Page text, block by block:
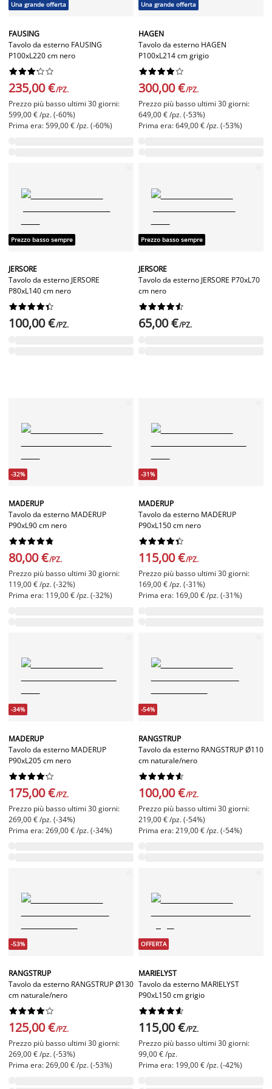
Una grande offerta
FAUSING
Tavolo da esterno FAUSING
P100xL220 cm nero






235,00 €/PZ.
Prezzo più basso ultimi 30 giorni:
599,00 € /pz. (-60%)
Prima era: 599,00 € /pz. (-60%)
Una grande offerta
HAGEN
Tavolo da esterno HAGEN
P100xL214 cm grigio






300,00 €/PZ.
Prezzo più basso ultimi 30 giorni:
649,00 € /pz. (-53%)
Prima era: 649,00 € /pz. (-53%)
Prezzo basso sempre
JERSORE
Tavolo da esterno JERSORE
P80xL140 cm nero






100,00 €/PZ.
Prezzo basso sempre
JERSORE
Tavolo da esterno JERSORE P70xL70
cm nero






65,00 €/PZ.
-32%
MADERUP
Tavolo da esterno MADERUP
P90xL90 cm nero






80,00 €/PZ.
Prezzo più basso ultimi 30 giorni:
119,00 € /pz. (-32%)
Prima era: 119,00 € /pz. (-32%)
-31%
MADERUP
Tavolo da esterno MADERUP
P90xL150 cm nero






115,00 €/PZ.
Prezzo più basso ultimi 30 giorni:
169,00 € /pz. (-31%)
Prima era: 169,00 € /pz. (-31%)
-34%
MADERUP
Tavolo da esterno MADERUP
P90xL205 cm nero






175,00 €/PZ.
Prezzo più basso ultimi 30 giorni:
269,00 € /pz. (-34%)
Prima era: 269,00 € /pz. (-34%)
-54%
RANGSTRUP
Tavolo da esterno RANGSTRUP Ø110
cm naturale/nero






100,00 €/PZ.
Prezzo più basso ultimi 30 giorni:
219,00 € /pz. (-54%)
Prima era: 219,00 € /pz. (-54%)
-53%
RANGSTRUP
Tavolo da esterno RANGSTRUP Ø130
cm naturale/nero






125,00 €/PZ.
Prezzo più basso ultimi 30 giorni:
269,00 € /pz. (-53%)
Prima era: 269,00 € /pz. (-53%)
OFFERTA
MARIELYST
Tavolo da esterno MARIELYST
P90xL150 cm grigio






115,00 €/PZ.
Prezzo più basso ultimi 30 giorni:
99,00 € /pz.
Prima era: 199,00 € /pz. (-42%)